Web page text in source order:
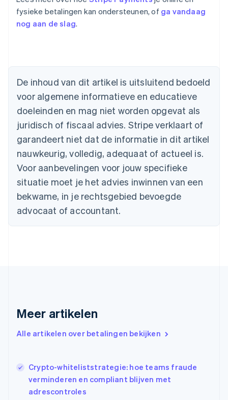
fysieke betalingen kan ondersteunen, of ga vandaag
nog aan de slag.
De inhoud van dit artikel is uitsluitend bedoeld
voor algemene informatieve en educatieve
doeleinden en mag niet worden opgevat als
juridisch of fiscaal advies. Stripe verklaart of
garandeert niet dat de informatie in dit artikel
nauwkeurig, volledig, adequaat of actueel is.
Voor aanbevelingen voor jouw specifieke
situatie moet je het advies inwinnen van een
bekwame, in je rechtsgebied bevoegde
advocaat of accountant.
Meer artikelen
Alle artikelen over betalingen bekijken
Crypto-whiteliststrategie: hoe teams fraude
verminderen en compliant blijven met
adrescontroles
Australië
België
Nederlands FrançaisDeutschEnglish
Brazilië
Português English
Bulgarije
English
English Français
Cyprus
Denemarken
English
English
Griekenland
English
Hongkong SAR, China
English简体中文
Ierland